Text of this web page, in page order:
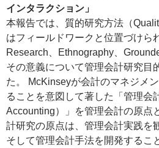
インタラクション」
本報告では、質的研究方法（
はフィールドワークと位置づけら
Research、Ethnography、
その意義について管理会計研究目
た。 McKinseyが会計のマネジメ
ることを意図して著した「管理会
Accounting）」を管理会計の原点
計研究の原点は、管理会計実践を
そして管理会計手法を開発するこ